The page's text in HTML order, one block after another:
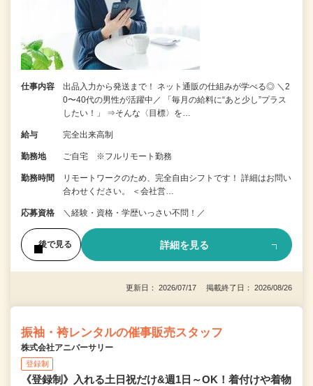
仕事内容
出品入力から発送まで！ ネット通販の仕組みが学べる◎ ＼2
0〜40代の男性が活躍中／ 「毎月の給料に“あと少し”プラス
したい！」 ⇒そんな〈目標〉を…
給与 完全出来高制
勤務地 ご自宅 ※フルリモート勤務
勤務時間
リモートワークのため、完全自由シフトです！ 詳細はお問い
合わせください。 ＜会社営…
応募資格 ＼経験・資格・学歴いっさい不問！／
後で見る 詳細を見る
更新日： 2026/07/17 掲載終了日： 2026/08/26
振袖・袴レンタルの催事販売スタッフ
株式会社アニバーサリー
登録制
《登録制》入れる土日祝だけ&週1日～OK！着付けや着物